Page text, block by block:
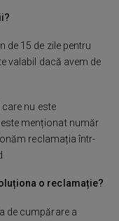
de 15 de zile pentru
valabil dacă avem de
nu este
menționat număr
reclamația într-
o reclamație?
de cumpărare a